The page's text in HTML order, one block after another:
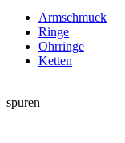
Armschmuck
Ringe
Ohrringe
Ketten
spuren